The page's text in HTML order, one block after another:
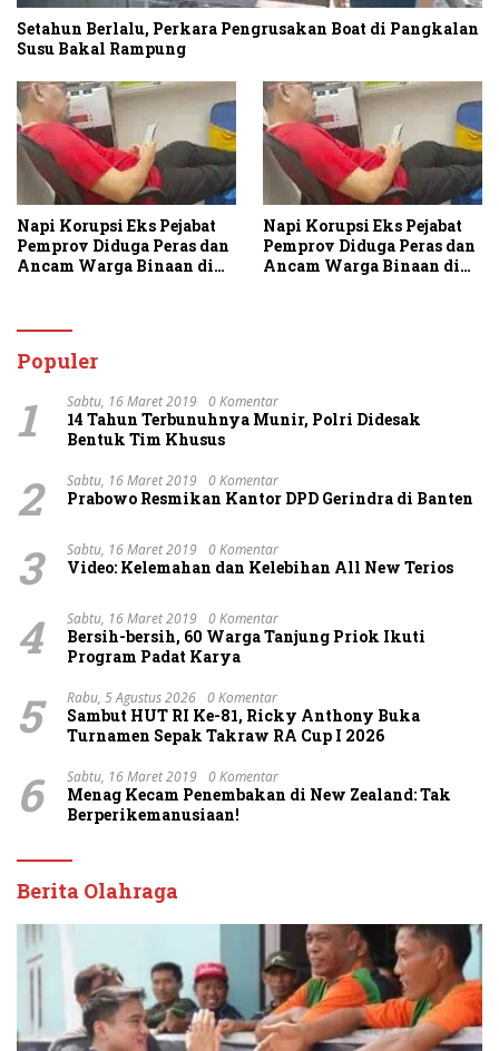
Setahun Berlalu, Perkara Pengrusakan Boat di Pangkalan
Susu Bakal Rampung
Napi Korupsi Eks Pejabat
Pemprov Diduga Peras dan
Ancam Warga Binaan di
Napi Korupsi Eks Pejabat
Pemprov Diduga Peras dan
Ancam Warga Binaan di
Populer
1 Sabtu, 16 Maret 2019 0 Komentar
14 Tahun Terbunuhnya Munir, Polri Didesak
Bentuk Tim Khusus
2 Sabtu, 16 Maret 2019 0 Komentar
Prabowo Resmikan Kantor DPD Gerindra di Banten
3 Sabtu, 16 Maret 2019 0 Komentar
Video: Kelemahan dan Kelebihan All New Terios
4 Sabtu, 16 Maret 2019 0 Komentar
Bersih-bersih, 60 Warga Tanjung Priok Ikuti
Program Padat Karya
5 Rabu, 5 Agustus 2026 0 Komentar
Sambut HUT RI Ke-81, Ricky Anthony Buka
Turnamen Sepak Takraw RA Cup I 2026
6 Sabtu, 16 Maret 2019 0 Komentar
Menag Kecam Penembakan di New Zealand: Tak
Berperikemanusiaan!
Berita Olahraga